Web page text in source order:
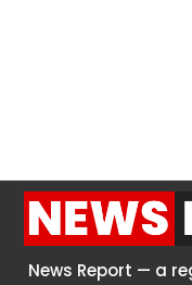
News Report — a